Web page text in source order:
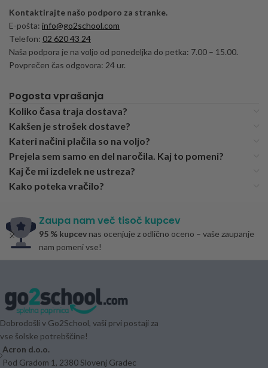
Kontaktirajte našo podporo za stranke.
E-pošta: info@go2school.com
Telefon: 02 620 43 24
Naša podpora je na voljo od ponedeljka do petka: 7.00 – 15.00.
Povprečen čas odgovora: 24 ur.
Pogosta vprašanja
Koliko časa traja dostava?
Kakšen je strošek dostave?
Kateri načini plačila so na voljo?
Prejela sem samo en del naročila. Kaj to pomeni?
Kaj če mi izdelek ne ustreza?
Kako poteka vračilo?
Zaupa nam več tisoč kupcev
95 % kupcev nas ocenjuje z odlično oceno – vaše zaupanje
nam pomeni vse!
Dobrodošli v Go2School, vaši prvi postaji za
vse šolske potrebščine!
Acron d.o.o.
Pod Gradom 1, 2380 Slovenj Gradec